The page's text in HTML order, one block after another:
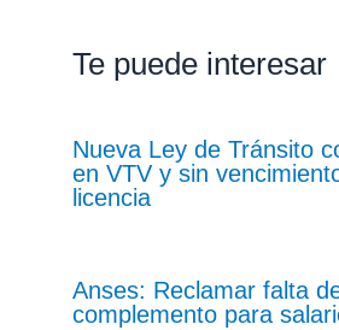
Te puede interesar
Nueva Ley de Tránsito
en VTV y sin
licencia
Anses: Reclamar falta
complemento para